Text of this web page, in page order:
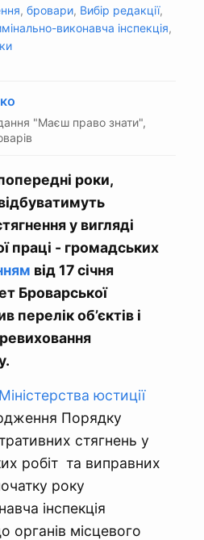
, бровари, Вибір редакції,
виконавча інспекція,
"Маєш право знати",
роки,
у вигляді
праці - громадських
від 17 січня
Броварської
перелік об’єктів і
юстиції
Порядку
стягнень у
робіт та виправних
року
інспекція
органів місцевого